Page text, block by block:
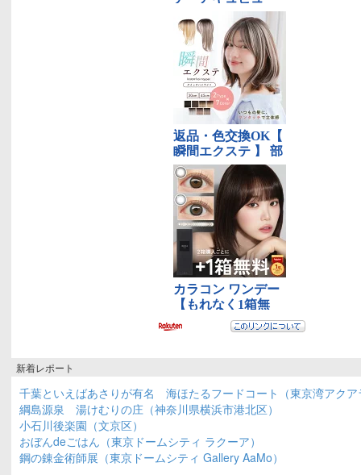
新着レポート
千葉といえばあさりが有名 海ほたるフードコート（東京湾アクア
綱島源泉 湯けむりの庄（神奈川県横浜市港北区）
小石川後楽園（文京区）
おぼんdeごはん（東京ドームシティ ラクーア）
鋼の錬金術師展（東京ドームシティ Gallery AaMo）